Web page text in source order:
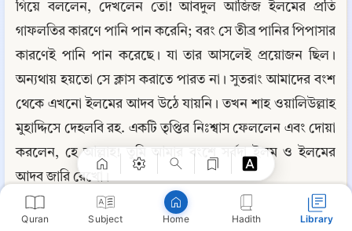
Quran Subject Home Hadith Library
গিয়ে বললেন, দেখলেন তো! আবদুল আজিজ ইলমের প্রতি
গাফলতির কারণে পানি পান করেনি; বরং সে তীব্র পানির পিপাসার
কারণেই পানি পান করেছে। যা তার আসলেই প্রয়োজন ছিল।
অন্যথায় হয়তো সে ক্লাস করাতে পারত না। সুতরাং আমাদের বংশ
থেকে এখনো ইলমের আদব উঠে যায়নি। তখন শাহ ওয়ালিউল্লাহ
মুহাদ্দিসে দেহলবি রহ. একটি তৃপ্তির নিঃশ্বাস ফেললেন এবং দোয়া
করলেন, হে আল্লাহ! তুমি আমার বংশে সর্বদা ইলম ও ইলমের
আদব জারি রেখো।
Copy